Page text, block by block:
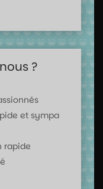
?
et sympa
rapide